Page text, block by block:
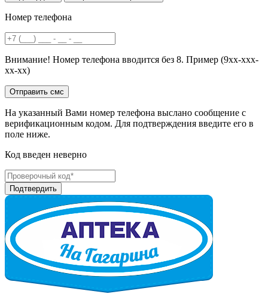
Номер телефона
Внимание! Номер телефона вводится без 8. Пример (9хх-ххх-
хх-хх)
На указанный Вами номер телефона выслано сообщение с
верификационным кодом. Для подтверждения введите его в
поле ниже.
Код введен неверно